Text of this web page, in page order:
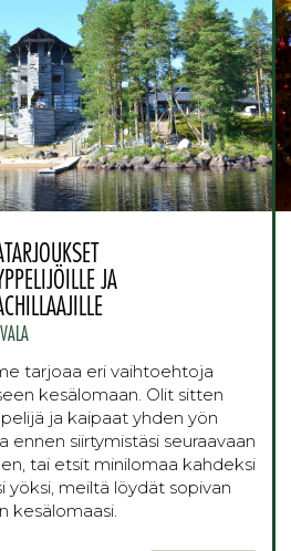
JA
tarjoaa eri vaihtoehtoja
kesälomaan. Olit sitten
ja kaipaat yhden yön
ennen siirtymistäsi seuraavaan
tai etsit minilomaa kahdeksi
yöksi, meiltä löydät sopivan
kesälomaasi.